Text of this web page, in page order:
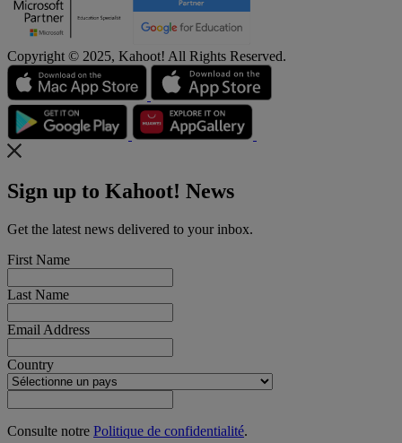
Copyright © 2025, Kahoot! All Rights Reserved.
Sign up to Kahoot! News
Get the latest news delivered to your inbox.
First Name
Last Name
Email Address
Country
Consulte notre Politique de confidentialité.